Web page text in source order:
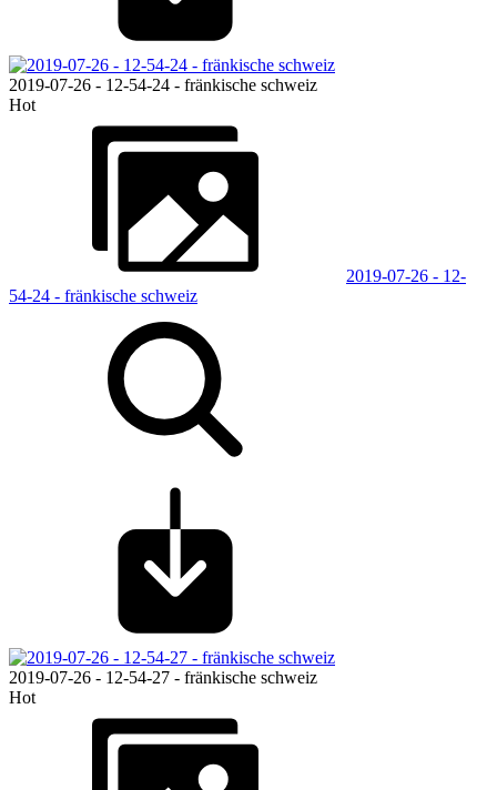
2019-07-26 - 12-54-24 - fränkische schweiz
Hot
2019-07-26 - 12-
54-24 - fränkische schweiz
2019-07-26 - 12-54-27 - fränkische schweiz
Hot